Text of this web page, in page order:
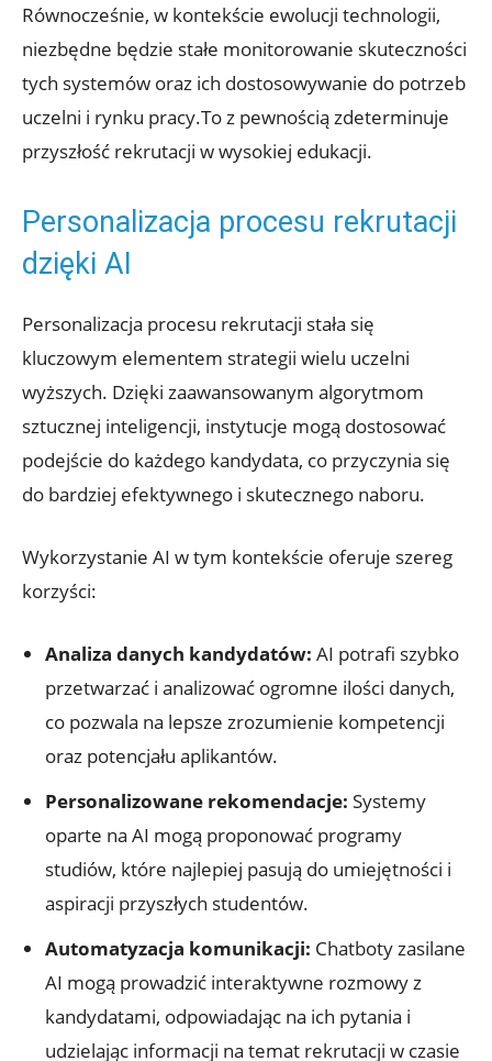
Równocześnie, w kontekście ewolucji technologii,
niezbędne będzie stałe monitorowanie skuteczności
tych systemów oraz ich dostosowywanie do potrzeb
uczelni i rynku pracy.To z pewnością zdeterminuje
przyszłość rekrutacji w wysokiej edukacji.
Personalizacja procesu rekrutacji
dzięki AI
Personalizacja procesu rekrutacji stała się
kluczowym elementem strategii wielu uczelni
wyższych. Dzięki zaawansowanym algorytmom
sztucznej inteligencji, instytucje mogą dostosować
podejście do każdego kandydata, co przyczynia się
do bardziej efektywnego i skutecznego naboru.
Wykorzystanie AI w tym kontekście oferuje szereg
korzyści:
Analiza danych kandydatów: AI potrafi szybko
przetwarzać i analizować ogromne ilości danych,
co pozwala na lepsze zrozumienie kompetencji
oraz potencjału aplikantów.
Personalizowane rekomendacje: Systemy
oparte na AI mogą proponować programy
studiów, które najlepiej pasują do umiejętności i
aspiracji przyszłych studentów.
Automatyzacja komunikacji: Chatboty zasilane
AI mogą prowadzić interaktywne rozmowy z
kandydatami, odpowiadając na ich pytania i
udzielając informacji na temat rekrutacji w czasie